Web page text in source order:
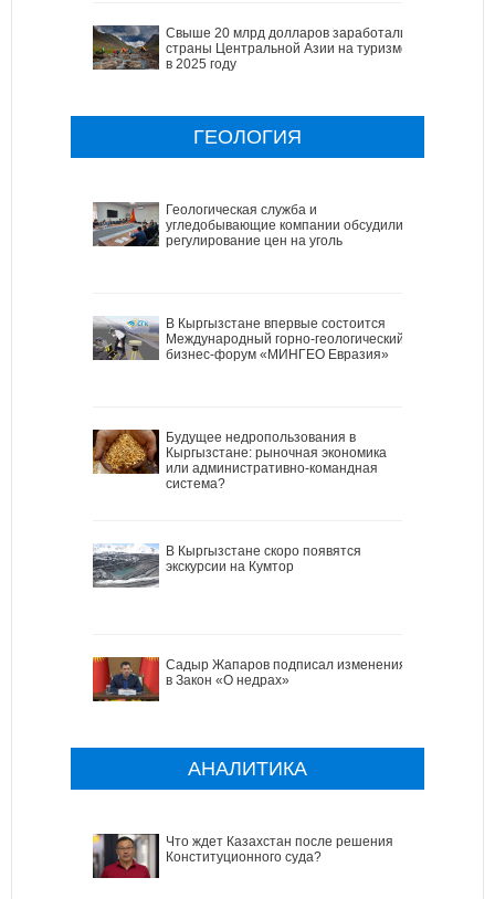
Свыше 20 млрд долларов заработали
страны Центральной Азии на туризме
в 2025 году
ГЕОЛОГИЯ
Геологическая служба и
угледобывающие компании обсудили
регулирование цен на уголь
В Кыргызстане впервые состоится
Международный горно-геологический
бизнес-форум «МИНГЕО Евразия»
Будущее недропользования в
Кыргызстане: рыночная экономика
или административно-командная
система?
В Кыргызстане скоро появятся
экскурсии на Кумтор
Садыр Жапаров подписал изменения
в Закон «О недрах»
АНАЛИТИКА
Что ждет Казахстан после решения
Конституционного суда?